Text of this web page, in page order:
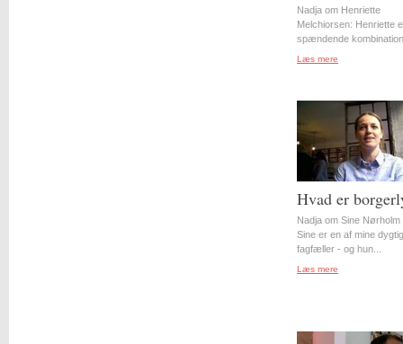
Nadja om Henriette
Melchiorsen: Henriette
spændende
Læs mere
Hvad er
Nadja om Sine
Sine er en af mine
fagfæller - og hun...
Læs mere